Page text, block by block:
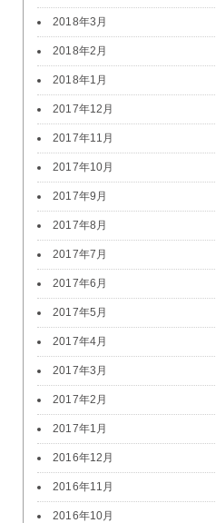
2018年3月
2018年2月
2018年1月
2017年12月
2017年11月
2017年10月
2017年9月
2017年8月
2017年7月
2017年6月
2017年5月
2017年4月
2017年3月
2017年2月
2017年1月
2016年12月
2016年11月
2016年10月